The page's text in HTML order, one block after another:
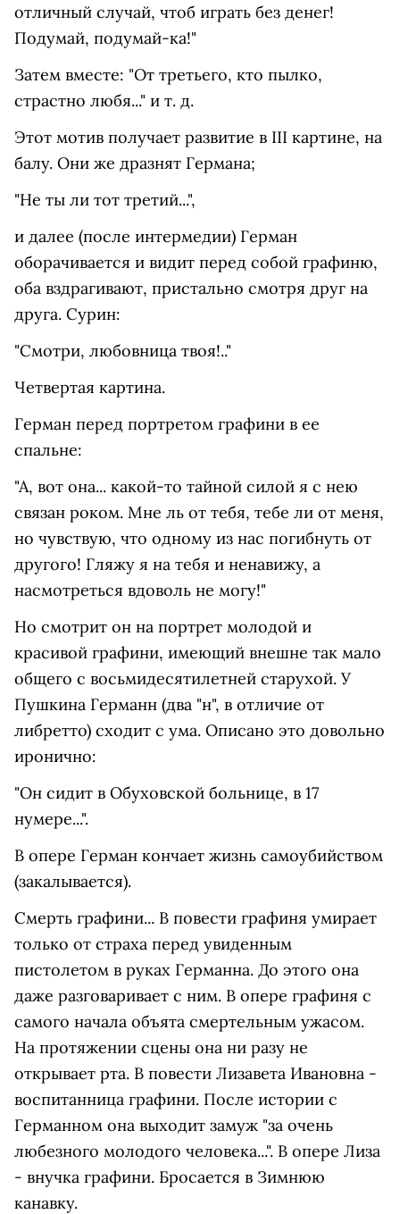
отличный случай, чтоб играть без денег!
Подумай, подумай-ка!"
Затем вместе: "От третьего, кто пылко,
страстно любя..." и т. д.
Этот мотив получает развитие в III картине, на
бaлу. Они же дразнят Германа;
"Не ты ли тот третий...",
и далее (после интермедии) Герман
оборачивается и видит перед собой графиню,
оба вздрагивают, пристально смотря друг на
друга. Сурин:
"Смотри, любовница твоя!.."
Четвертая картина.
Герман перед портретом графини в ее
спальне:
"А, вот она... какой-то тайной силой я с нею
связан роком. Мне ль от тебя, тебе ли от меня,
но чувствую, что одному из нас погибнуть от
другого! Гляжу я на тебя и ненавижу, а
насмотреться вдоволь не могу!"
Но смотрит он на портрет молодой и
красивой графини, имеющий внешне так мало
общего с восьмидесятилетней старухой. У
Пушкина Германн (два "н", в отличие от
либретто) сходит с ума. Описано это довольно
иронично:
"Он сидит в Обуховской больнице, в 17
нумере...".
В опере Герман кончает жизнь самоубийством
(закалывается).
Смерть графини... В повести графиня умирает
только от страха перед увиденным
пистолетом в руках Германна. До этого она
даже разговаривает с ним. В опере графиня с
самого начала объята смертельным ужасом.
На протяжении сцены она ни разу не
открывает рта. В повести Лизавета Ивановна -
воспитанница графини. После истории с
Германном она выходит замуж "за очень
любезного молодого человека...". В опере Лиза
- внучка графини. Бросается в Зимнюю
канавку.